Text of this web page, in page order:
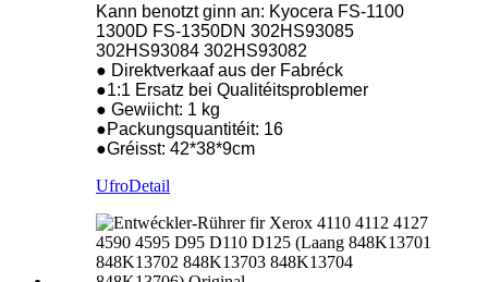
Kann benotzt ginn an: Kyocera FS-1100
1300D FS-1350DN 302HS93085
302HS93084 302HS93082
● Direktverkaaf aus der Fabréck
●1:1 Ersatz bei Qualitéitsproblemer
● Gewiicht: 1 kg
●Packungsquantitéit: 16
●Gréisst: 42*38*9cm
UfroDetail